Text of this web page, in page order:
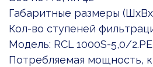
Габаритные размеры
Кол-во ступеней
Модель: RCL 1000S-5,0/2.PE
Потребляемая мощность,